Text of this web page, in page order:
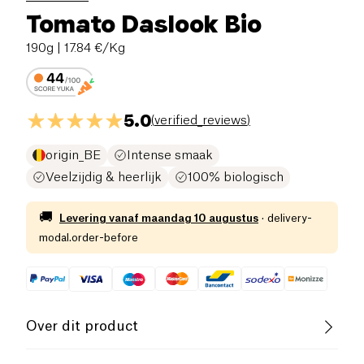
Tomato Daslook Bio
190g | 17.84 €/Kg
5.0(verified_reviews)
origin_BE
Intense smaak
Veelzijdig & heerlijk
100% biologisch
🚚 Levering vanaf maandag 10 augustus · delivery-
modal.order-before
Over dit product